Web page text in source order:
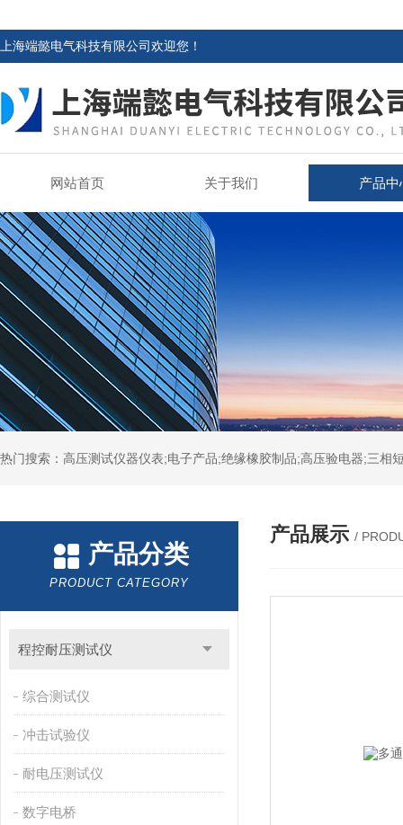
上海端懿电气科技有限公司欢迎您！
网站首页 关于我们 产品中
热门搜索：高压测试仪器仪表;电子产品;绝缘橡胶制品;高压验电器;三
产品分类
PRODUCT CATEGORY
程控耐压测试仪
综合测试仪
冲击试验仪
耐电压测试仪
数字电桥
产品展示 /